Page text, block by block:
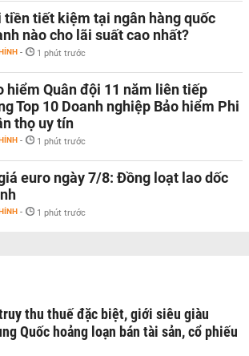
tiền tiết kiệm tại ngân hàng quốc
nào cho lãi suất cao nhất?
- 1 phút trước
hiểm Quân đội 11 năm liên tiếp
Top 10 Doanh nghiệp Bảo hiểm Phi
thọ uy tín
- 1 phút trước
euro ngày 7/8: Đồng loạt lao dốc
- 1 phút trước
thu thuế đặc biệt, giới siêu giàu
Quốc hoảng loạn bán tài sản, cổ phiếu